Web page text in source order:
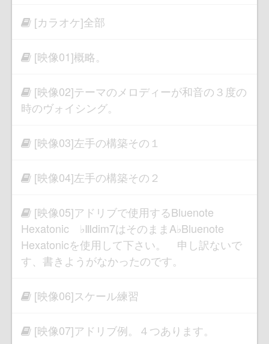
[カラオケ]全部
[映像01]概略。
[映像02]テーマのメロディーが和音の３度の
時のヴォイシング。
[映像03]左手の構築その１
[映像04]左手の構築その２
[映像05]アドリブで使用するBluenote
Hexatonic ♭Ⅲdim7はそのままA♭Bluenote
Hexatonicを使用して下さい。 申し訳ないで
す、書きようがなかったのです。
[映像06]スケール練習
[映像07]アドリブ例。４つあります。